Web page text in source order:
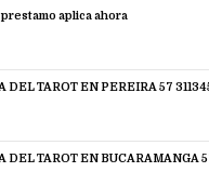
aplica ahora
DEL TAROT EN PEREIRA 57
DEL TAROT EN BUCARAMANGA